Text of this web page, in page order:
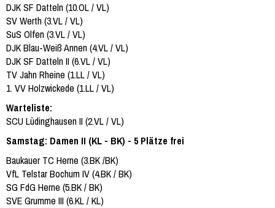
DJK SF Datteln (10.OL / VL)
SV Werth (3.VL / VL)
SuS Olfen (3.VL / VL)
DJK Blau-Weiß Annen (4.VL / VL)
DJK SF Datteln II (6.VL / VL)
TV Jahn Rheine (1.LL / VL)
1. VV Holzwickede (1.LL / VL)
Warteliste:
SCU Lüdinghausen II (2.VL / VL)
Samstag: Damen II (KL - BK) - 5 Plätze frei
Baukauer TC Herne (3.BK /BK)
VfL Telstar Bochum IV (4.BK / BK)
SG FdG Herne (5.BK / BK)
SVE Grumme III (6.KL / KL)